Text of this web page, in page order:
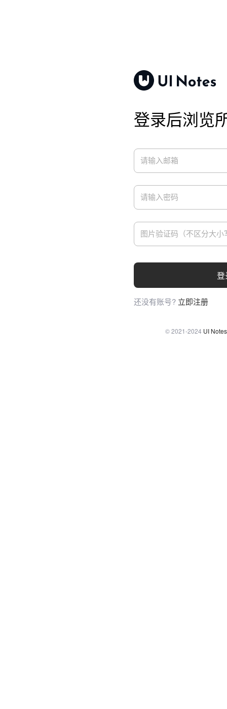
登录后浏览
登
还没有账号? 立即注册
© 2021-2024 UI Notes